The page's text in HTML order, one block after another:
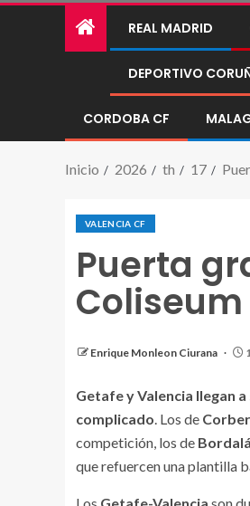
REAL MADRID
DEPORTIVO
CORDOBA CF
Inicio 2026 th 17
VALENCIA CF
Puerta
Coliseum
Enrique Monleon Ciurana
Los Getafe - Valencia
Getafe y Valencia llegan
complicado. Los de
competición, los de
que refuercen una plantilla